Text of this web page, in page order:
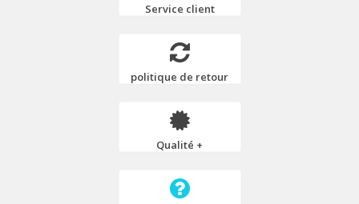
Service client
politique de retour
Qualité +